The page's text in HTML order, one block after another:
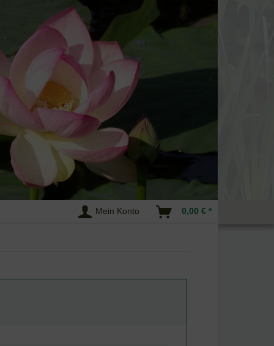
Mein Konto 0,00 € *